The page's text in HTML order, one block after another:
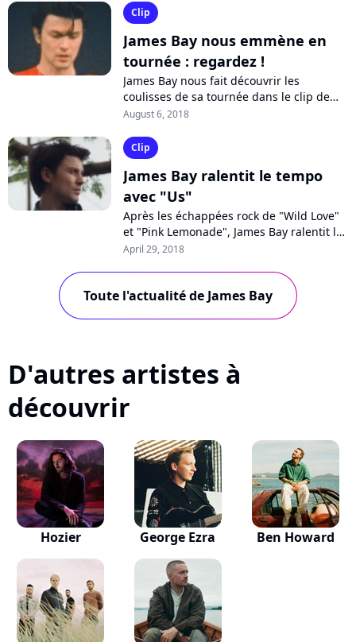
artistes...
Clip
James Bay nous emmène en
tournée : regardez !
James Bay nous fait découvrir les
coulisses de sa tournée dans le clip de
"Just for Tonight". Naviguant entre folk et
August 6, 2018
Clip
James Bay ralentit le tempo
avec "Us"
Après les échappées rock de "Wild Love"
et "Pink Lemonade", James Bay ralentit le
tempo avec "Us", un titre plein d'espoir
April 29, 2018
Toute l'actualité de James Bay
D'autres artistes à
découvrir
Hozier George Ezra Ben Howard